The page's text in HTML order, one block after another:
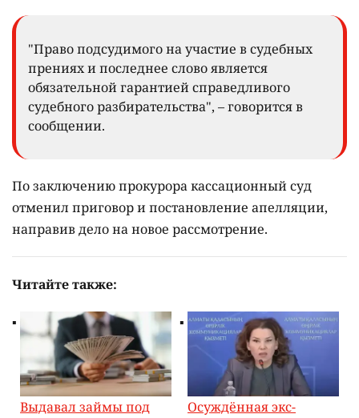
"Право подсудимого на участие в судебных
прениях и последнее слово является
обязательной гарантией справедливого
судебного разбирательства", – говорится в
сообщении.
По заключению прокурора кассационный суд
отменил приговор и постановление апелляции,
направив дело на новое рассмотрение.
Читайте также:
Выдавал займы под
Осуждённая экс-